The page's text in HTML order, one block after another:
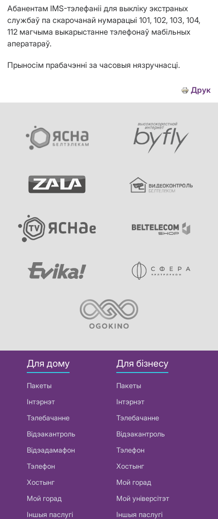
Абанентам IMS-тэлефаніі для выкліку экстраных
службаў па скарочанай нумарацыі 101, 102, 103, 104,
112 магчыма выкарыстанне тэлефонаў мабільных
аператараў.
Прыносім прабачэнні за часовыя нязручнасці.
Друк
Для дому
Пакеты
Інтэрнэт
Тэлебачанне
Відэакантроль
Відэадамафон
Тэлефон
Хостынг
Мой горад
Іншыя паслугі
Для бізнесу
Пакеты
Інтэрнэт
Тэлебачанне
Відэакантроль
Тэлефон
Хостынг
Мой горад
Мой універсітэт
Іншыя паслугі